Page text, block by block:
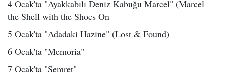
4 Ocak'ta "Ayakkabılı Deniz Kabuğu Marcel" (Marcel
the Shell with the Shoes On
5 Ocak'ta "Adadaki Hazine" (Lost & Found)
6 Ocak'ta "Memoria"
7 Ocak'ta "Semret"